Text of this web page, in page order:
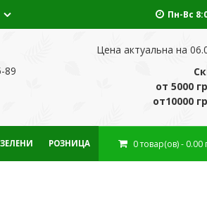
Пн-Вс
89
Цена актуальна на
от 5000
от10000
0товар(ов)- 0.00
РОЗНИЦА